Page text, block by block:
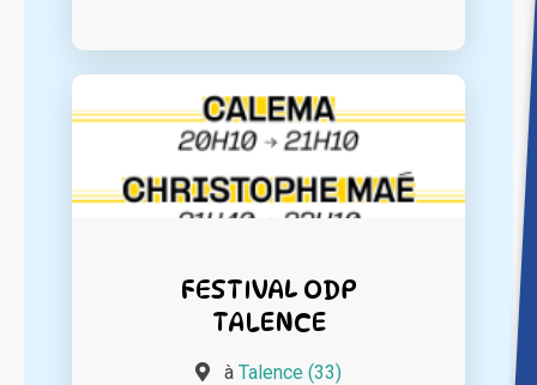
FESTIVAL ODP
TALENCE
à Talence (33)